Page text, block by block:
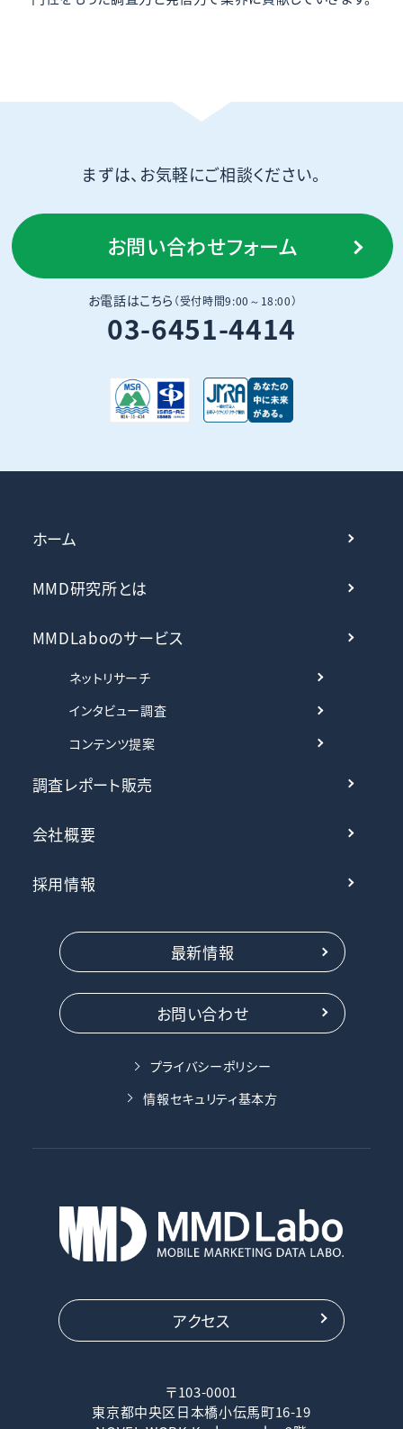
まずは、お気軽にご相談ください。
お問い合わせフォーム
お電話はこちら （受付時間9:00～18:00）
03-6451-4414
ホーム
MMD研究所とは
MMDLaboのサービス
ネットリサーチ
インタビュー調査
コンテンツ提案
調査レポート販売
会社概要
採用情報
最新情報
お問い合わせ
プライバシーポリシー
情報セキュリティ基本方
アクセス
〒103-0001
東京都中央区日本橋小伝馬町16-19